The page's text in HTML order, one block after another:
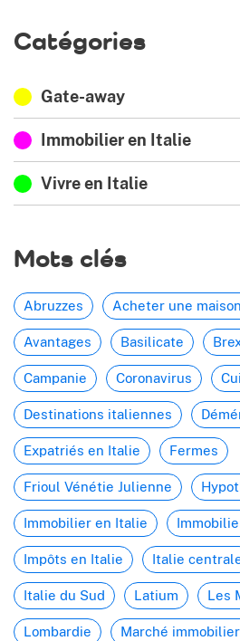
Catégories
Gate-away
Immobilier en Italie
Vivre en Italie
Mots clés
Abruzzes Acheter une
Avantages Basilicate
Campanie Coronavirus
Destinations italiennes
Expatriés en Italie Fermes
Frioul Vénétie Julienne
Immobilier en Italie
Impôts en Italie Italie
Italie du Sud Latium Les
Lombardie Marché